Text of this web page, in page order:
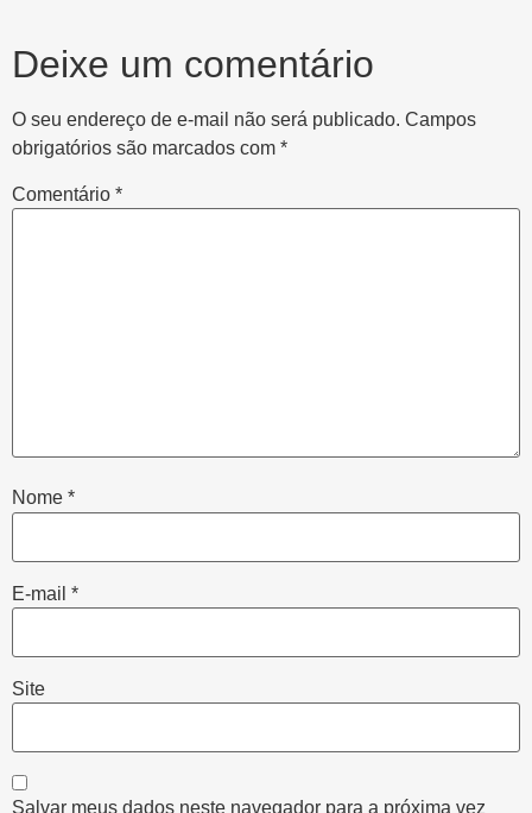
Deixe um comentário
O seu endereço de e-mail não será publicado. Campos
obrigatórios são marcados com *
Comentário *
Nome *
E-mail *
Site
Salvar meus dados neste navegador para a próxima vez